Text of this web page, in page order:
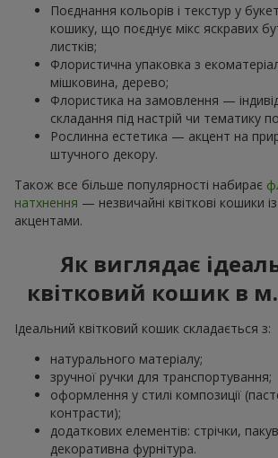
Поєднання кольорів і текстур у
кошику, що поєднує мікс яскравих
листків;
Флористична упаковка з
мішковина, дерево;
Флористика на замовлення —
складання під настрій чи тематику
Рослинна естетика — акцент на
штучного декору.
Також все більше популярності набирає
натхнення — незвичайні квіткові кошики
акцентами.
Як виглядає
квітковий кошик в
Ідеальний квітковий кошик складається з:
натурального матеріалу;
зручної ручки для транспортування;
оформлення у стилі композиції
контрасти);
додаткових елементів: стрічки,
декоративна фурнітура.